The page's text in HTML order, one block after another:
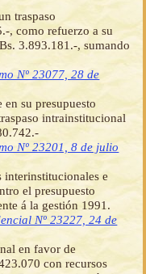
traspaso
, como refuerzo a su
3.893.181.-, sumando
Nº 23077, 28 de
su presupuesto
intrainstitucional
Nº 23201, 8 de julio
interinstitucionales e
el presupuesto
á la gestión 1991.
Nº 23227, 24 de
en favor de
con recursos